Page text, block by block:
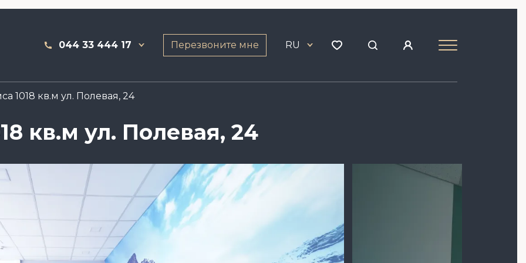
044 33 444 17 Перезвоните мне RU
1018 кв.м ул. Полевая, 24
кв.м ул. Полевая, 24